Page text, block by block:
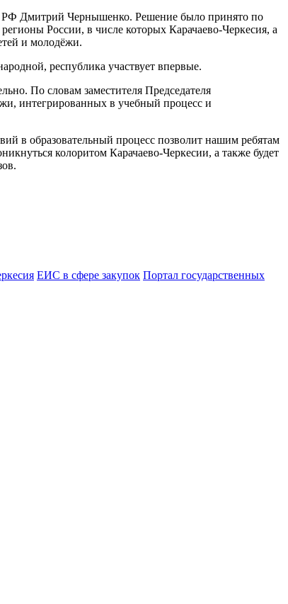
РФ Дмитрий Чернышенко. Решение было принято по
России, в числе которых Карачаево-Черкесия, а
и молодёжи.
республика участвует впервые.
По словам заместителя Председателя
интегрированных в учебный процесс и
в образовательный процесс позволит нашим ребятам
колоритом Карачаево-Черкесии, а также будет
ЕИС в сфере закупок Портал государственных